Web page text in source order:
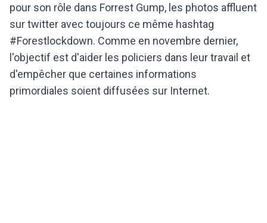
pour son rôle dans Forrest Gump, les photos affluent
sur twitter avec toujours ce même hashtag
#Forestlockdown. Comme en novembre dernier,
l'objectif est d'aider les policiers dans leur travail et
d'empêcher que certaines informations
primordiales soient diffusées sur Internet.